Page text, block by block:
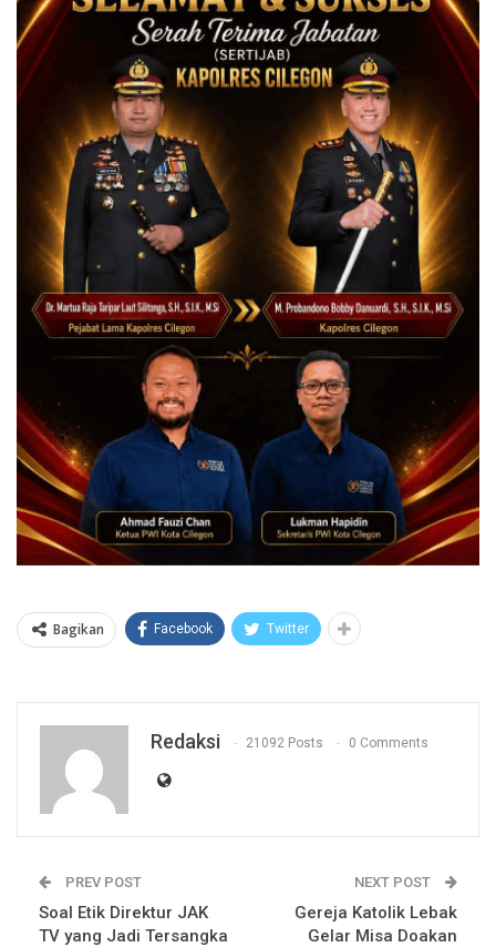
Bagikan Facebook Twitter
Redaksi 21092 Posts 0 Comments
PREV POST
Soal Etik Direktur JAK
TV yang Jadi Tersangka
NEXT POST
Gereja Katolik Lebak
Gelar Misa Doakan